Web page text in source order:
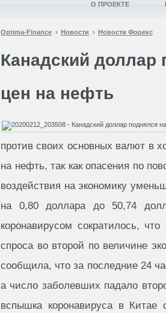
Optima-Finance Новости Новости Форекс
Канадский
цен на нефть
против своих основных валют в
на нефть, так как опасения по
воздействия на экономику
на 0,80 доллара до 50,74
коронавирусом сократилось,
спроса во второй по величине
сообщила, что за последние 24
а число заболевших падало
вспышка коронавируса в Китае
О ПРОЕКТЕ